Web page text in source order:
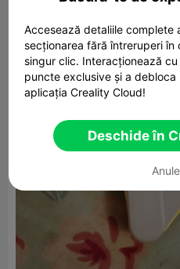
Accesează detaliile complete
secționarea fără întreruperi în
singur clic. Interacționează
puncte exclusive și a
aplicația Creality Cloud!
Deschide în